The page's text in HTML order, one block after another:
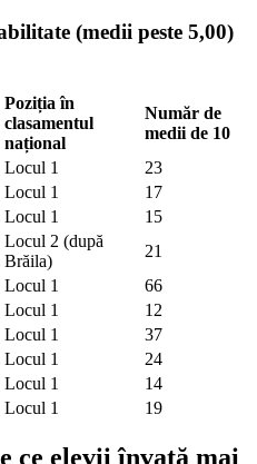
(medii peste 5,00)
Poziția în
clasamentul
național
Număr de
medii de 10
Locul 1
23
Locul 1
17
Locul 1
15
Locul 2 (după
Brăila)
21
Locul 1
66
Locul 1
12
Locul 1
37
Locul 1
24
Locul 1
14
Locul 1 19
ce elevii învață mai